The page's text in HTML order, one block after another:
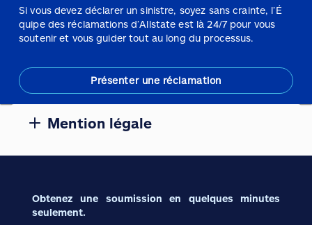
Si vous devez déclarer un sinistre, soyez sans crainte, l’É
quipe des réclamations d’Allstate est là 24/7 pour vous
soutenir et vous guider tout au long du processus.
Présenter une réclamation
Mention légale
Obtenez une soumission en quelques minutes
seulement.